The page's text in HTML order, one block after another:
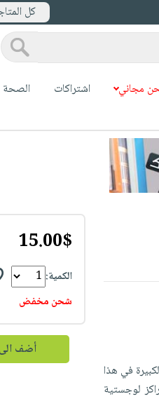
كل
مجاني اشتراكات الصحة
في هذا
لوجستية
15.00$
الكمية:
شحن مخفض
أضف الى